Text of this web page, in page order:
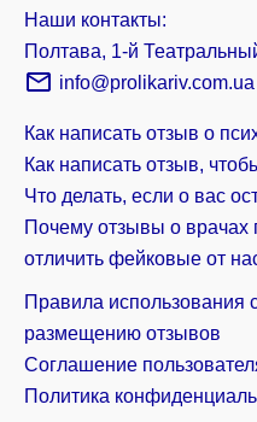
Наши контакты:
Полтава, 1-й
info@prolikariv.com.ua
Как написать отзыв о
Как написать отзыв,
Что делать, если о вас
Почему отзывы о
отличить фейковые от
Правила использования
размещению отзывов
Соглашение
Политика